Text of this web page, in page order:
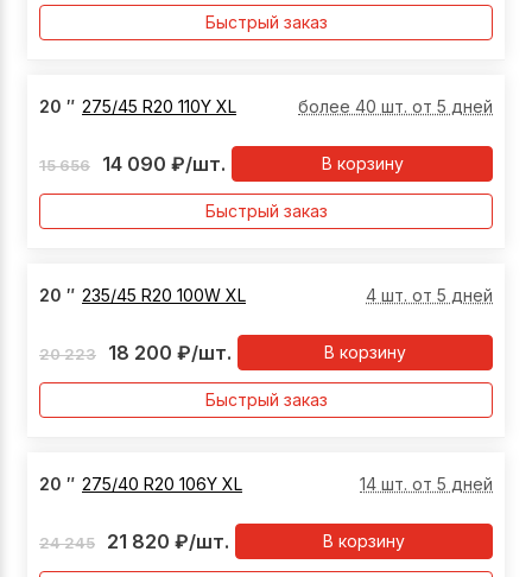
Быстрый заказ
20 ″ 275/45 R20 110Y XL более 40 шт. от 5 дней
15 656 14 090 ₽/шт. В корзину
Быстрый заказ
20 ″ 235/45 R20 100W XL 4 шт. от 5 дней
20 223 18 200 ₽/шт. В корзину
Быстрый заказ
20 ″ 275/40 R20 106Y XL 14 шт. от 5 дней
24 245 21 820 ₽/шт. В корзину